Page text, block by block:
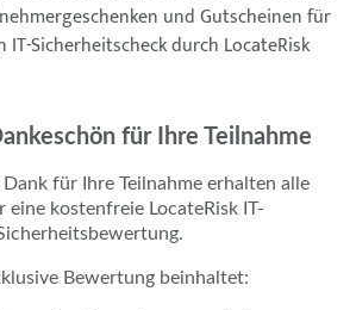
und Gutscheinen für
Sicherheitscheck durch LocateRisk
für Ihre Teilnahme
für Ihre Teilnahme erhalten alle
eine kostenfreie LocateRisk IT-
Bewertung beinhaltet: